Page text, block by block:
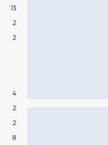
13
2
2
4
2
2
8